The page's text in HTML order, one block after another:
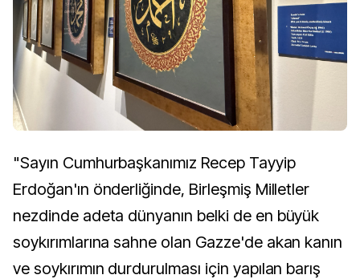
"Sayın Cumhurbaşkanımız Recep Tayyip
Erdoğan'ın önderliğinde, Birleşmiş Milletler
nezdinde adeta dünyanın belki de en büyük
soykırımlarına sahne olan Gazze'de akan kanın
ve soykırımın durdurulması için yapılan barış